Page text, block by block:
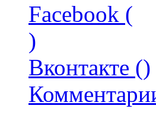
Facebook (
)
Вконтакте ()